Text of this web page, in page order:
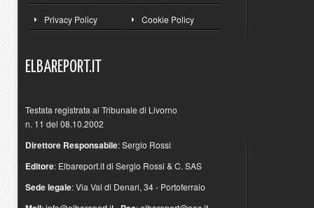
Privacy Policy Cookie Policy
ELBAREPORT.IT
Testata registrata al Tribunale di Livorno
n. 11 del 08.10.2002
Direttore Responsabile: Sergio Rossi
Editore: Elbareport.it di Sergio Rossi & C. SAS
Sede legale: Via Val di Denari, 34 - Portoferraio